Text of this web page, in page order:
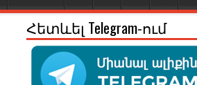
Հետևել Telegram-ում